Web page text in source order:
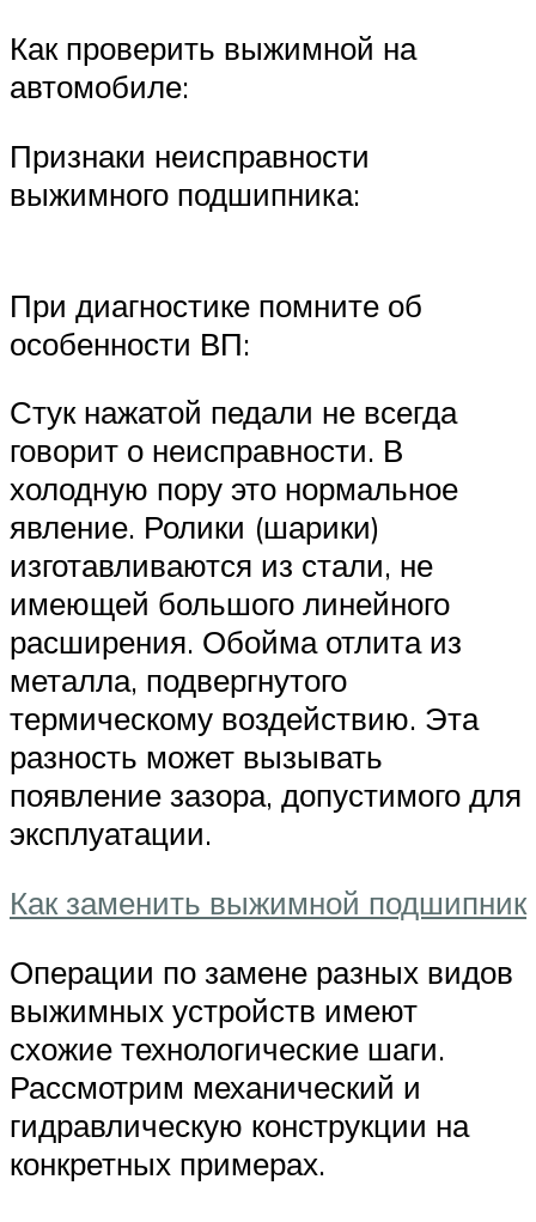
Как проверить выжимной на
автомобиле:
Признаки неисправности
выжимного подшипника:
При диагностике помните об
особенности ВП:
Стук нажатой педали не всегда
говорит о неисправности. В
холодную пору это нормальное
явление. Ролики (шарики)
изготавливаются из стали, не
имеющей большого линейного
расширения. Обойма отлита из
металла, подвергнутого
термическому воздействию. Эта
разность может вызывать
появление зазора, допустимого для
эксплуатации.
Как заменить выжимной подшипник
Операции по замене разных видов
выжимных устройств имеют
схожие технологические шаги.
Рассмотрим механический и
гидравлическую конструкции на
конкретных примерах.